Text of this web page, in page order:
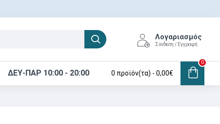
Λογαριασμός
Σύνδεση / Εγγραφή
ΔΕΥ-ΠΑΡ 10:00 - 20:00 0 προϊόν(τα) - 0,00€
0